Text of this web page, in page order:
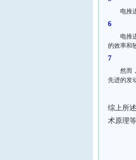
电推
电推
的效率和
然而
先进的发
综上所
术原理